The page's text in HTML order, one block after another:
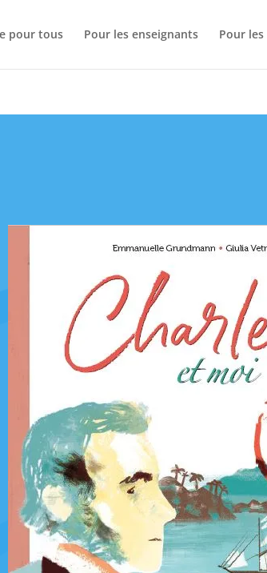
pour tous Pour les enseignants Pour